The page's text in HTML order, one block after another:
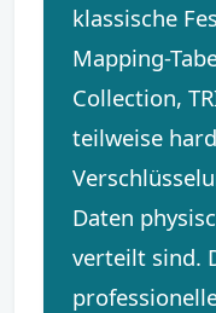
klassische
Mapping-
Collection,
teilweise
Daten
verteilt sind.